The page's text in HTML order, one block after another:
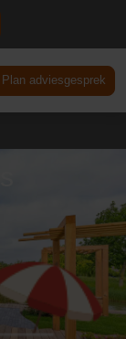
DE
Plan adviesgesprek